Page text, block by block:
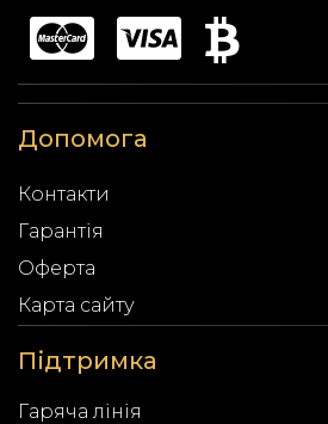
Допомога
Контакти
Гарантія
Оферта
Карта сайту
Підтримка
Гаряча лінія